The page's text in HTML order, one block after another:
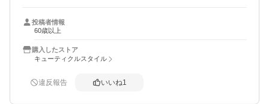
投稿者情報
60歳以上
購入したストア
キューティクルスタイル
違反報告 いいね1